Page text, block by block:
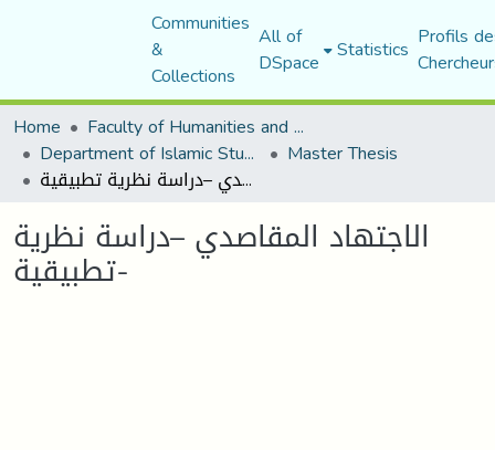
Communities
&
Collections
All of
DSpace Statistics Profils
Home
Faculty of Humanities and Social Sciences
Department of Islamic Studies Master Thesis
الاجتهاد المقاصدي –دراسة نظرية تطبيقية-
الاجتهاد المقاصدي –دراسة نظرية
تطبيقية-